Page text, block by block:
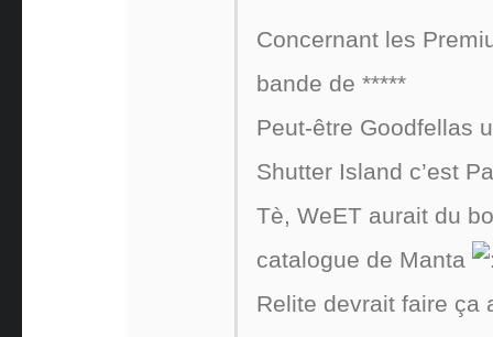
Concernant les
bande de *****
Peut-être Goodfellas
Shutter Island c’est
Tè, WeET aurait du
catalogue de Manta
Relite devrait faire ça